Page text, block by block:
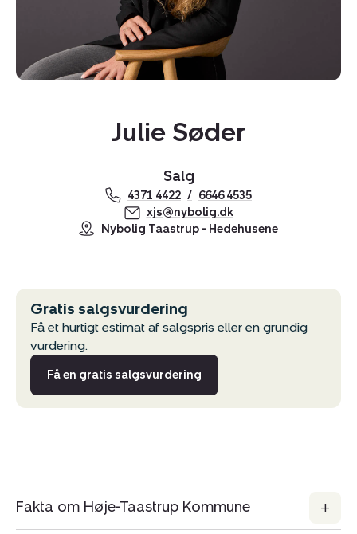
Julie Søder
Salg
4371 4422
6646 4535
xjs@nybolig.dk
Nybolig Taastrup - Hedehusene
Gratis salgsvurdering
Få et hurtigt estimat af salgspris eller en grundig
vurdering.
Få en gratis salgsvurdering
Fakta om Høje-Taastrup Kommune
Del via mail